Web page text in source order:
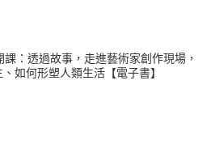
課：透過故事，走進藝術家創作現場，
如何形塑人類生活【電子書】